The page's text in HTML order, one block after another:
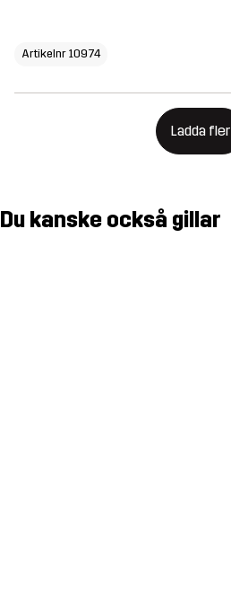
Artikelnr 10974
Ladda fler
Du kanske också gillar